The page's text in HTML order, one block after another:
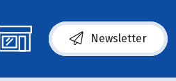
Newsletter